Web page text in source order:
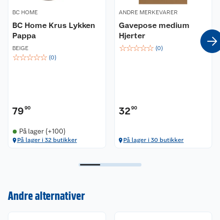
BC HOME
BC Home Krus Lykken
Pappa
BEIGE
☆☆☆☆☆ (0)
7990
På lager (+100)
På lager i 32 butikker
ANDRE MERKEVARER
Gavepose medium
Hjerter
☆☆☆☆☆ (0)
32 90
På lager i 30 butikker
Andre alternativer
Om oss
Kontakt oss